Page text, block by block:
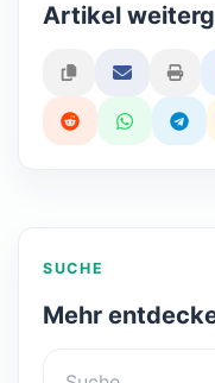
Artikel
SUCHE
Mehr